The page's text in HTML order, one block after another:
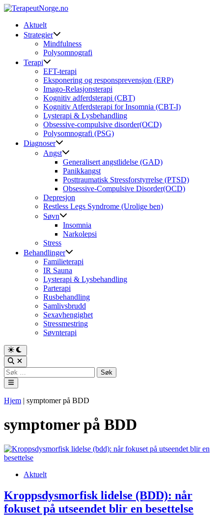
Skip
contentAktuelt
Strategier
Mindfulness
Polysomnografi
Terapi
EFT-terapi
Eksponering og responsprevensjon (ERP)
Imago-Relasjonsterapi
Kognitiv adferdsterapi (CBT)
Kognitiv Atferdsterapi for Insomnia (CBT-I)
Lysterapi & Lysbehandling
Obsessive-compulsive disorder(OCD)
Polysomnografi (PSG)
Diagnoser
Angst
Generalisert angstlidelse (GAD)
Panikkangst
Posttraumatisk Stressforstyrrelse (PTSD)
Obsessive-Compulsive Disorder(OCD)
Depresjon
Restless Legs Syndrome (Urolige ben)
Søvn
Insomnia
Narkolepsi
Stress
Behandlinger
Familieterapi
IR Sauna
Lysterapi & Lysbehandling
Parterapi
Rusbehandling
Samlivsbrudd
Sexavhengighet
Stressmestring
Søvnterapi
Switch
to
dark
mode
Open
Search
Søk
etter:
Main
Menu
Hjem | symptomer på BDD
symptomer på BDD
Posted Aktuelt
Kroppsdysmorfisk lidelse (BDD): når
fokuset på utseendet blir en besettelse